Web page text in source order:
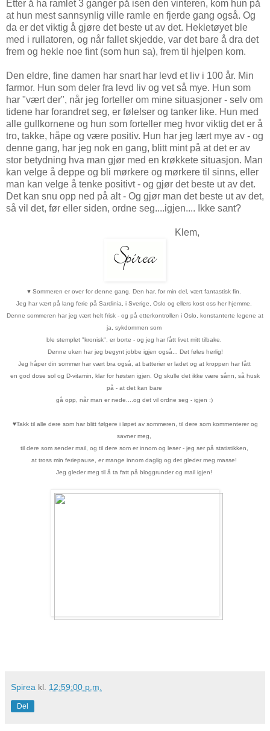
Etter å ha ramlet 3 ganger på isen den vinteren, kom hun på
at hun mest sannsynlig ville ramle en fjerde gang også. Og
da er det viktig å gjøre det beste ut av det. Hekletøyet ble
med i rullatoren, og når fallet skjedde, var det bare å dra det
frem og hekle noe fint (som hun sa), frem til hjelpen kom.
Den eldre, fine damen har snart har levd et liv i 100 år. Min
farmor. Hun som deler fra levd liv og vet så mye. Hun som
har "vært der", når jeg forteller om mine situasjoner - selv om
tidene har forandret seg, er følelser og tanker like. Hun med
alle gullkornene og hun som forteller meg hvor viktig det er å
tro, takke, håpe og være positiv. Hun har jeg lært mye av - og
denne gang, har jeg nok en gang, blitt mint på at det er av
stor betydning hva man gjør med en krøkkete situasjon. Man
kan velge å deppe og bli mørkere og mørkere til sinns, eller
man kan velge å tenke positivt - og gjør det beste ut av det.
Det kan snu opp ned på alt - Og gjør man det beste ut av det,
så vil det, før eller siden, ordne seg....igjen.... Ikke sant?
Klem,
♥ Sommeren er over for denne gang. Den har, for min del, vært fantastisk fin.
Jeg har vært på lang ferie på Sardinia, i Sverige, Oslo og ellers kost oss her hjemme.
Denne sommeren har jeg vært helt frisk - og på etterkontrollen i Oslo, konstanterte legene at
ja, sykdommen som
ble stemplet "kronisk", er borte - og jeg har fått livet mitt tilbake.
Denne uken har jeg begynt jobbe igjen også... Det føles herlig!
Jeg håper din sommer har vært bra også, at batterier er ladet og at kroppen har fått
en god dose sol og D-vitamin, klar for høsten igjen. Og skulle det ikke være sånn, så husk
på - at det kan bare
gå opp, når man er nede....og det vil ordne seg - igjen :)
♥Takk til alle dere som har blitt følgere i løpet av sommeren, til dere som kommenterer og
savner meg,
til dere som sender mail, og til dere som er innom og leser - jeg ser på statistikken,
at tross min feriepause, er mange innom daglig og det gleder meg masse!
Jeg gleder meg til å ta fatt på bloggrunder og mail igjen!
Spirea kl. 12:59:00 p.m.
Del